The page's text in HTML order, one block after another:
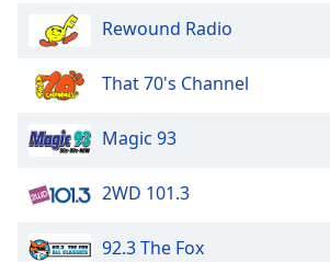
Rewound Radio
That 70's Channel
Magic 93
2WD 101.3
92.3 The Fox